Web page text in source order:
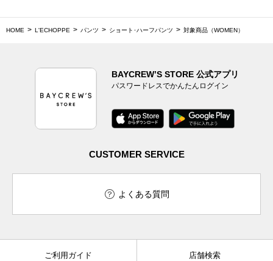
HOME L'ECHOPPE パンツ ショート･ハーフパンツ 対象商品（WOMEN）
BAYCREW’S STORE 公式アプリ
パスワードレスでかんたんログイン
CUSTOMER SERVICE
よくある質問
ご利用ガイド 店舗検索